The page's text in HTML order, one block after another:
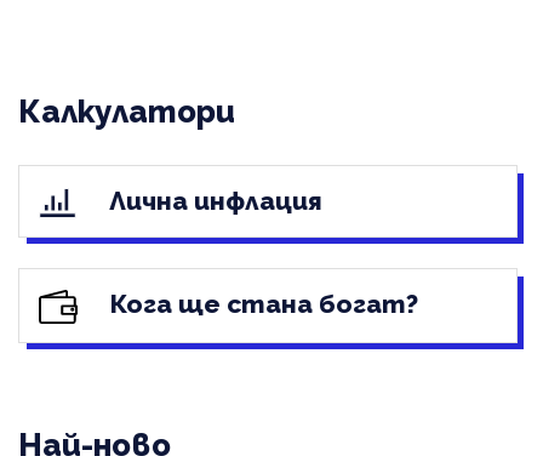
Калкулатори
Лична инфлация
Кога ще стана богат?
Най-ново